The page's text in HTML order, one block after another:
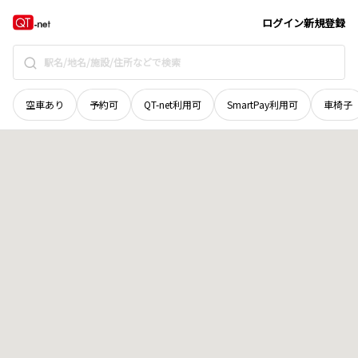
ログイン新規登録
空車あり 予約可 QT-net利用可 SmartPay利用可 車椅子
岡山県